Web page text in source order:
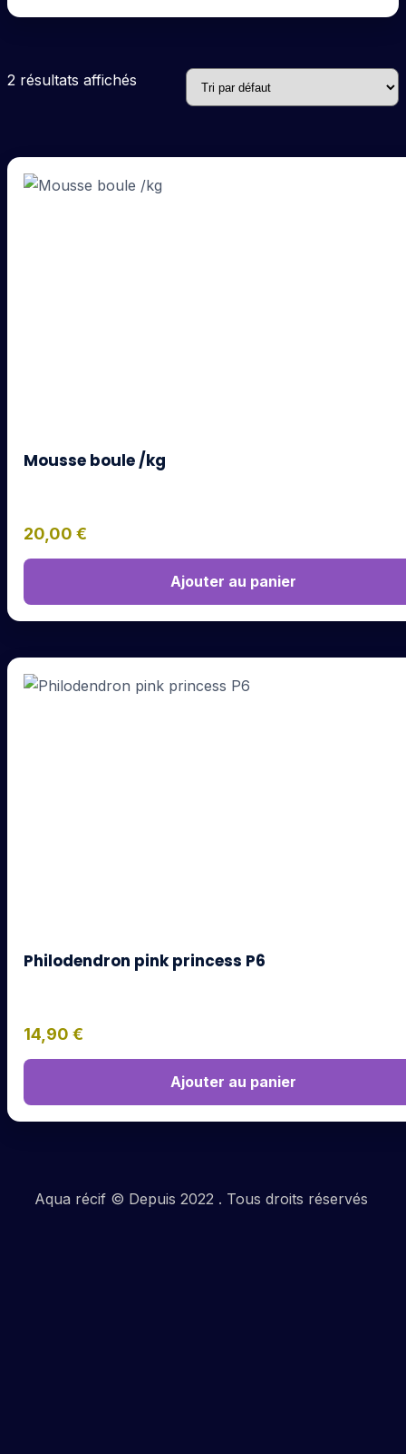
2 résultats affichés
Mousse boule /kg
20,00 €
Ajouter au panier
Philodendron pink princess P6
14,90 €
Ajouter au panier
Aqua récif © Depuis 2022 . Tous droits réservés